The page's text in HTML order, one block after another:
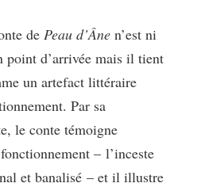
de Peau d’Âne n’est ni
point d’arrivée mais il tient
un artefact littéraire
Par sa
le conte témoigne
– l’inceste
et banalisé – et il illustre